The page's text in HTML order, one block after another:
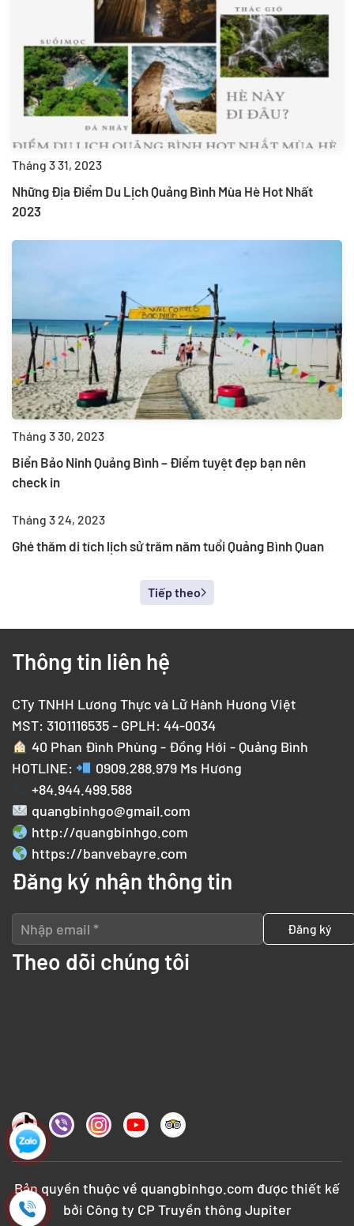
Tháng 3 31, 2023
Những Địa Điểm Du Lịch Quảng Bình Mùa Hè Hot Nhất
2023
Tháng 3 30, 2023
Biển Bảo Ninh Quảng Bình – Điểm tuyệt đẹp bạn nên
check in
Tháng 3 24, 2023
Ghé thăm di tích lịch sử trăm năm tuổi Quảng Bình Quan
Tiếp theo
Thông tin liên hệ
CTy TNHH Lương Thực và Lữ Hành Hương Việt
MST: 3101116535 - GPLH: 44-0034
40 Phan Đình Phùng - Đồng Hới - Quảng Bình
HOTLINE:
0909.288.979Ms Hương
+84.944.499.588
quangbinhgo@gmail.com
http://quangbinhgo.com
https://banvebayre.com
Đăng ký nhận thông tin
Theo dõi chúng tôi
Bản quyền thuộc về quangbinhgo.com được thiết kế
bởi Công ty CP Truyền thông Jupiter